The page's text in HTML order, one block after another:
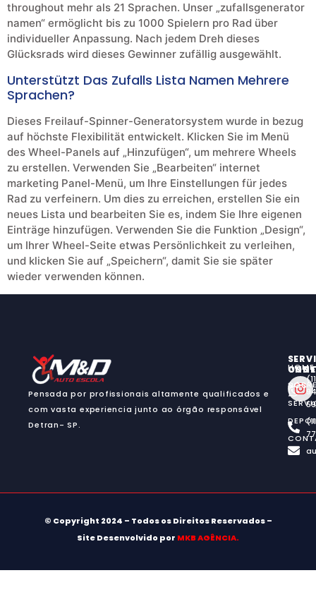
throughout mehr als 21 Sprachen. Unser „zufallsgenerator
namen“ ermöglicht bis zu 1000 Spielern pro Rad über
individueller Anpassung. Nach jedem Dreh dieses
Glücksrads wird dieses Gewinner zufällig ausgewählt.
Unterstützt Das Zufalls Lista Namen Mehrere
Sprachen?
Dieses Freilauf-Spinner-Generatorsystem wurde in bezug
auf höchste Flexibilität entwickelt. Klicken Sie im Menü
des Wheel-Panels auf „Hinzufügen“, um mehrere Wheels
zu erstellen. Verwenden Sie „Bearbeiten“ internet
marketing Panel-Menü, um Ihre Einstellungen für jedes
Rad zu verfeinern. Um dies zu erreichen, erstellen Sie ein
neues Lista und bearbeiten Sie es, indem Sie Ihre eigenen
Einträge hinzufügen. Verwenden Sie die Funktion „Design“,
um Ihrer Wheel-Seite etwas Persönlichkeit zu verleihen,
und klicken Sie auf „Speichern“, damit Sie sie später
wieder verwenden können.
Pensada por profissionais altamente qualificados e
com vasta experiencia junto ao órgão responsável
Detran- SP.
HOME
SOBRE NÓS
© Copyright 2024 – Todos os Direitos Reservados –
Site Desenvolvido por MKB AGÊNCIA.